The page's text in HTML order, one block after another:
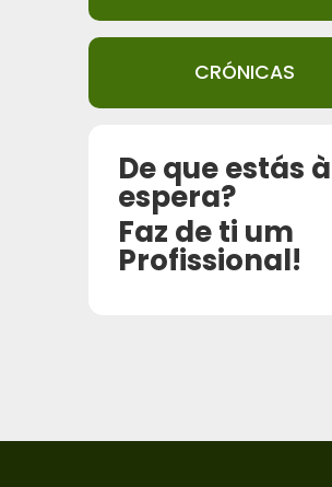
CRÓNICAS
De que estás à
espera?
Faz de ti um
Profissional!